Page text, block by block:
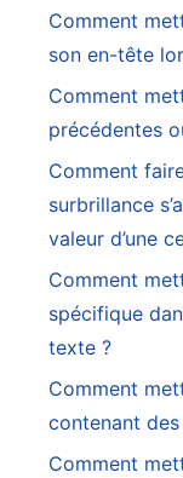
Comment
son en-tête
Comment
précédentes
Comment
surbrillance
valeur d’une
Comment
spécifique
texte ?
Comment
contenant
Comment